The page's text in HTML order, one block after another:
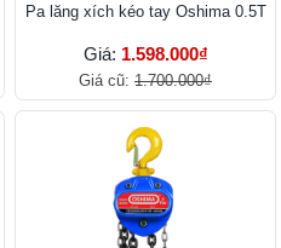
Pa lăng xích kéo tay Oshima 0.5T
Giá: 1.598.000₫
Giá cũ: 1.700.000₫